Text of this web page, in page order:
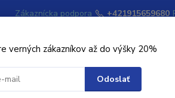
Zákaznícka podpora +421915659680
verných zákazníkov až do výšky 20%
Odoslať